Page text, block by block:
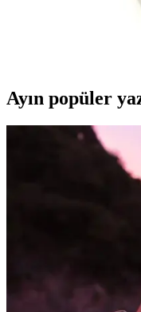
Hifree W1 Açık Ows
tasarımı, üstün ses
şık yapısı, uzun pil
iletişim ve eğlence
Ayın popüler